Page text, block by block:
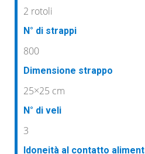
2 rotoli
N° di strappi
800
Dimensione strappo
25×25 cm
N° di veli
3
Idoneità al contatto